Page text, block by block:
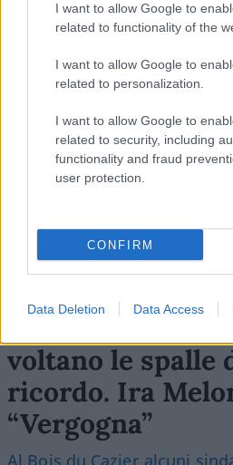
I want to allow Google to
related to functionality of the
I want to allow Google to
related to personalization.
I want to allow Google to
related to security, including
functionality and fraud
user protection.
CONFIRM
Data Deletion Data Access
SEDUTE SATIRICHE
Marcinelle, i
voltano le spalle
ricordo. Ira
“Vergogna”
Al Bois du Cazier alcuni